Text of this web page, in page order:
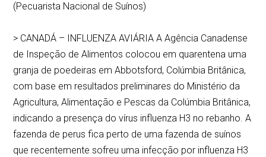
(Pecuarista Nacional de Suínos)
> CANADÁ – INFLUENZA AVIÁRIA A Agência Canadense
de Inspeção de Alimentos colocou em quarentena uma
granja de poedeiras em Abbotsford, Colúmbia Britânica,
com base em resultados preliminares do Ministério da
Agricultura, Alimentação e Pescas da Colúmbia Britânica,
indicando a presença do vírus influenza H3 no rebanho. A
fazenda de perus fica perto de uma fazenda de suínos
que recentemente sofreu uma infecção por influenza H3